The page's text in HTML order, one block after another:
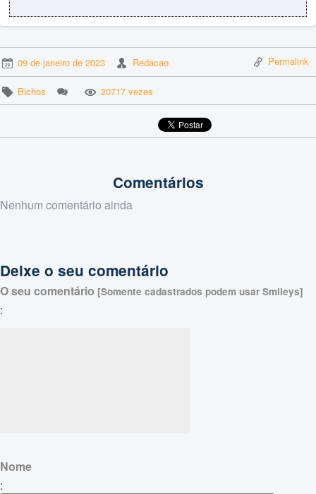
09 de janeiro de 2023 Redacao Permalink
Bichos 20717 vezes
Comentários
Nenhum comentário ainda
Deixe o seu comentário
O seu comentário [Somente cadastrados podem usar Smileys]
:
Nome
: